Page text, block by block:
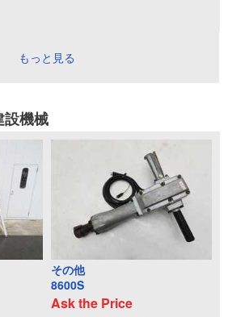
もっと見る
設機械
その他
8600S
Ask the Price